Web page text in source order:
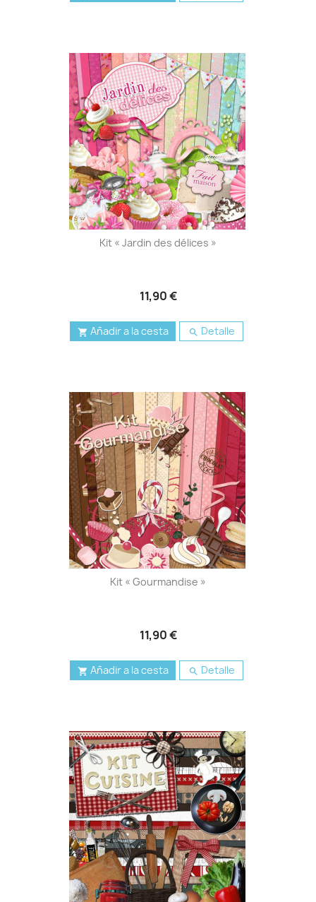
Kit « Jardin des délices »
11,90 €
 Añadir a la cesta  Detalle
Kit « Gourmandise »
11,90 €
 Añadir a la cesta  Detalle